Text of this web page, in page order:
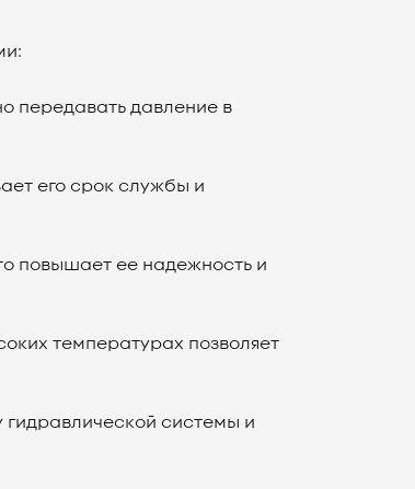
передавать давление в
его срок службы и
повышает ее надежность и
температурах позволяет
системы и